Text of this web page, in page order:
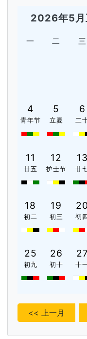
2026年5月
一 二 三
4
青年节
5
立夏
6
二
11
廿五
12
护士节
13
廿
18
初二
19
初三
20
初
25
初九
26
初十
27
十
<< 上一月